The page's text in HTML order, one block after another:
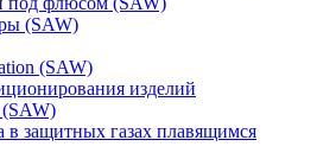
(SAW)
(SAW)
изделий
в защитных газах плавящимся